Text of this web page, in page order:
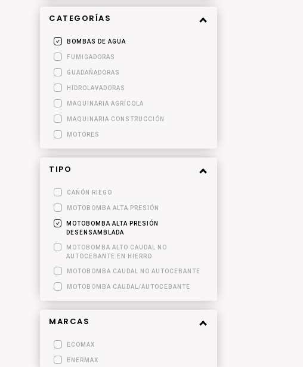
CATEGORÍAS
BOMBAS DE AGUA
FUMIGADORAS
GUADAÑADORAS
HIDROLAVADORAS
MAQUINARIA AGRÍCOLA
MAQUINARIA CONSTRUCCIÓN
MOTORES
TIPO
CAÑÓN RIEGO
MOTOBOMBA ALTA PRESIÓN
MOTOBOMBA ALTA PRESIÓN
DESENSAMBLADA
MOTOBOMBA ALTO CAUDAL NO
AUTOCEBANTE EN HIERRO
MOTOBOMBA CAUDAL NO AUTOCEBANTE
MOTOBOMBA CAUDAL/AUTOCEBANTE
MARCAS
ECOMAX
ENERMAX